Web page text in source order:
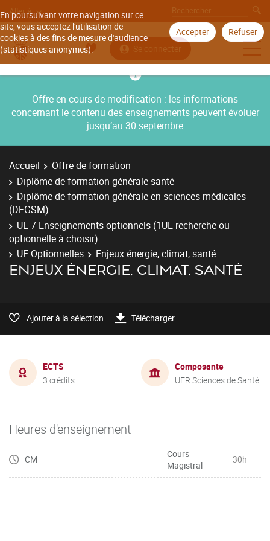
En poursuivant votre navigation sur ce
site, vous acceptez l'utilisation de
cookies à des fins de mesure d'audience
(statistiques anonymes).
Accepter Refuser
Aller à
Se connecter
Offre en cours de modification : les informations
concernant le contenu des enseignements peuvent évoluer
jusqu’au 30 septembre
Accueil
Offre de formation
Diplôme de formation générale santé
Diplôme de formation générale en sciences médicales
(DFGSM)
UE 7 Enseignements optionnels (1UE recherche ou
optionnelle à choisir)
UE Optionnelles
Enjeux énergie, climat, santé
ENJEUX ÉNERGIE, CLIMAT, SANTÉ
Ajouter à la sélection Télécharger
ECTS
3 crédits
Composante
UFR Sciences de Santé
Heures d'enseignement
CM
Cours
Magistral
30h